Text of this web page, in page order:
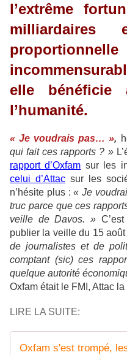
l’extrême
milliardaires
elle bénéficie
l’humanité.
« Je voudrais pas… »,
qui fait ces rapports ? »
rapport d’Oxfam sur les
celui d’Attac sur les
n’hésite plus :« Je
truc parce que ces
veille de Davos. »
publier la veille du 15
de journalistes et de
comptant (sic) ces
quelque autorité
Oxfam était le FMI, Attac
LIRE LA SUITE: